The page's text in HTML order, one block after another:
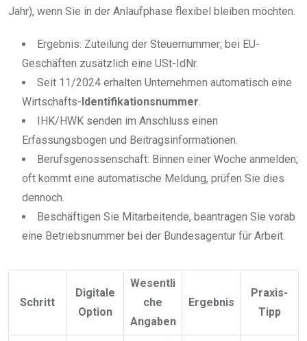
Jahr), wenn Sie in der Anlaufphase flexibel bleiben möchten.
Ergebnis: Zuteilung der Steuernummer; bei EU-
Geschäften zusätzlich eine USt-IdNr.
Seit 11/2024 erhalten Unternehmen automatisch eine
Wirtschafts- Identifikationsnummer.
IHK/HWK senden im Anschluss einen
Erfassungsbogen und Beitragsinformationen.
Berufsgenossenschaft: Binnen einer Woche anmelden;
oft kommt eine automatische Meldung, prüfen Sie dies
dennoch.
Beschäftigen Sie Mitarbeitende, beantragen Sie vorab
eine Betriebsnummer bei der Bundesagentur für Arbeit.
Schritt
Digitale
Option
Wesentli
che
Angaben
Ergebnis
Praxis-
Tipp